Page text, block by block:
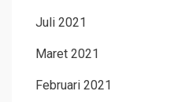
Juli 2021
Maret 2021
Februari 2021